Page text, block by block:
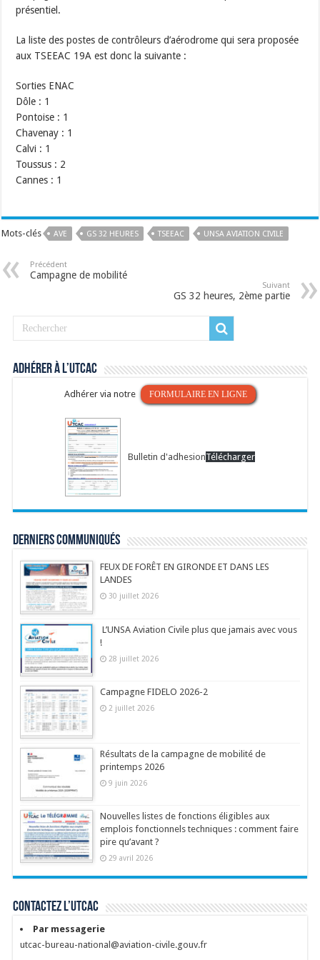
présentiel.
La liste des postes de contrôleurs d’aérodrome qui sera proposée
aux TSEEAC 19A est donc la suivante :
Sorties ENAC
Dôle : 1
Pontoise : 1
Chavenay : 1
Calvi : 1
Toussus : 2
Cannes : 1
Mots-clés AVE GS 32 HEURES TSEEAC UNSA AVIATION CIVILE
Précédent
Campagne de mobilité
Suivant
GS 32 heures, 2ème partie
Adhérer à l’UTCAC
Adhérer via notre FORMULAIRE EN LIGNE
Bulletin d'adhesionTélécharger
Derniers communiqués
FEUX DE FORÊT EN GIRONDE ET DANS LES
LANDES
30 juillet 2026
L’UNSA Aviation Civile plus que jamais avec vous
!
28 juillet 2026
Campagne FIDELO 2026-2
2 juillet 2026
Résultats de la campagne de mobilité de
printemps 2026
9 juin 2026
Nouvelles listes de fonctions éligibles aux
emplois fonctionnels techniques : comment faire
pire qu’avant ?
29 avril 2026
Contactez l’UTCAC
Par messagerie
utcac-bureau-national@aviation-civile.gouv.fr